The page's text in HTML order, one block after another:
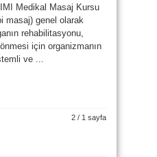
Medikal Masaj Kursu
masaj) genel olarak
rehabilitasyonu,
için organizmanın
ve ...
2 / 1 sayfa